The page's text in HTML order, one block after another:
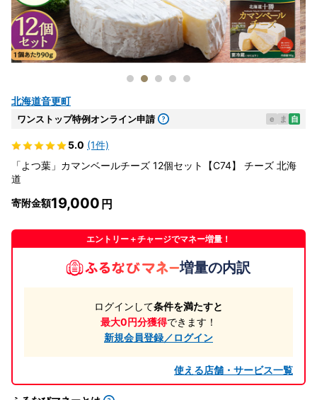
北海道音更町
ワンストップ特例オンライン申請 e ま 自
5.0 (1件)
「よつ葉」カマンベールチーズ 12個セット【C74】 チーズ 北海
道
寄附金額19,000
エントリー＋チャージでマネー増量！
増量の内訳
ログインして条件を満たすと
最大0円分獲得できます！
新規会員登録／ログイン
使える店舗・サービス一覧